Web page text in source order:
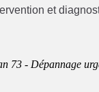
et
73 - Dépannage